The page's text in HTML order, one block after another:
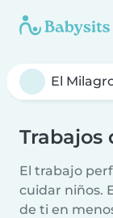
Trabajos
El trabajo
cuidar niños.
de ti en